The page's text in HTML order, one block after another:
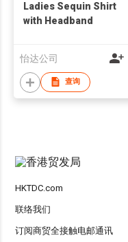
Ladies Sequin Shirt
with Headband
怡达公司
查询
HKTDC.com
联络我们
订阅商贸全接触电邮通讯